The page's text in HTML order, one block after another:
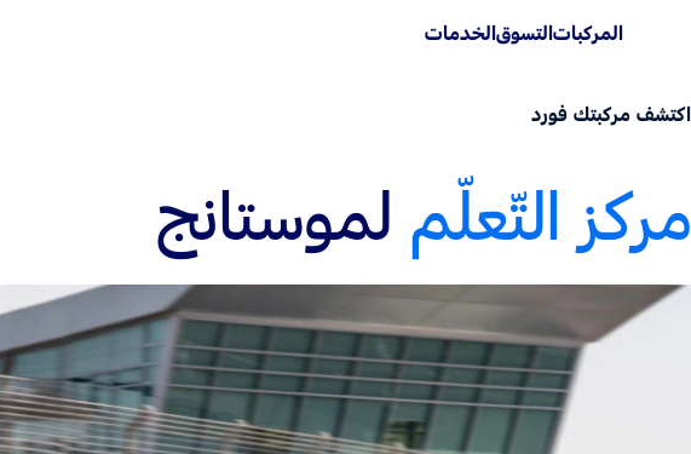
المركباتالتسوقالخدمات
اكتشف مركبتك فورد
مركز التّعلّم لموستانج